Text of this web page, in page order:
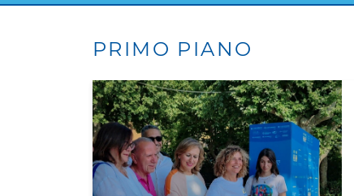
PRIMO PIANO